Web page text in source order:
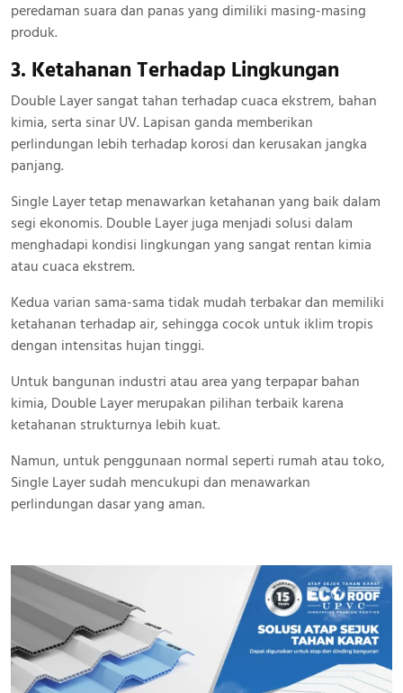
peredaman suara dan panas yang dimiliki masing-masing
produk.
3. Ketahanan Terhadap Lingkungan
Double Layer sangat tahan terhadap cuaca ekstrem, bahan
kimia, serta sinar UV. Lapisan ganda memberikan
perlindungan lebih terhadap korosi dan kerusakan jangka
panjang.
Single Layer tetap menawarkan ketahanan yang baik dalam
segi ekonomis. Double Layer juga menjadi solusi dalam
menghadapi kondisi lingkungan yang sangat rentan kimia
atau cuaca ekstrem.
Kedua varian sama-sama tidak mudah terbakar dan memiliki
ketahanan terhadap air, sehingga cocok untuk iklim tropis
dengan intensitas hujan tinggi.
Untuk bangunan industri atau area yang terpapar bahan
kimia, Double Layer merupakan pilihan terbaik karena
ketahanan strukturnya lebih kuat.
Namun, untuk penggunaan normal seperti rumah atau toko,
Single Layer sudah mencukupi dan menawarkan
perlindungan dasar yang aman.